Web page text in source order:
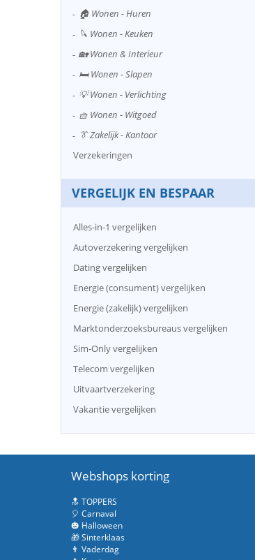
🏠 Wonen - Huren
🔪 Wonen - Keuken
🏡 Wonen & Interieur
🛏️ Wonen - Slapen
💡 Wonen - Verlichting
🧺 Wonen - Witgoed
👔 Zakelijk - Kantoor
Verzekeringen
VERGELIJK EN BESPAAR
Alles-in-1 vergelijken
Autoverzekering vergelijken
Dating vergelijken
Energie (consument) vergelijken
Energie (zakelijk) vergelijken
Marktonderzoeksbureaus vergelijken
Sim-Only vergelijken
Telecom vergelijken
Uitvaartverzekering
Vakantie vergelijken
Webshops korting
🔝 TOPPERS
🎈 Carnaval
🎃 Halloween
🎁 Sinterklaas
👨 Vaderdag